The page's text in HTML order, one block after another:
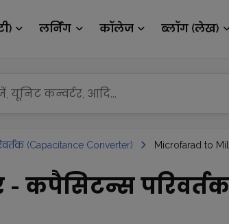
लर्निंग कॉलेज ब्लॉग (लेख)
(Capacitance Converter) Microfarad to
- कपैसिटन्स परिवर्तक